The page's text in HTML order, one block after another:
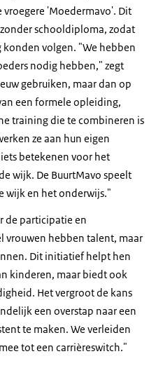
vroegere 'Moedermavo'. Dit
schooldiploma, zodat
volgen. "We hebben
nodig hebben," zegt
gebruiken, maar dan op
een formele opleiding,
training die te combineren is
ze aan hun eigen
betekenen voor het
wijk. De BuurtMavo speelt
wijk en het onderwijs."
de participatie en
vrouwen hebben talent, maar
Dit initiatief helpt hen
kinderen, maar biedt ook
Het vergroot de kans
een overstap naar een
te maken. We verleiden
tot een carrièreswitch."